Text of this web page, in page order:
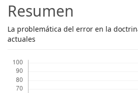
Resumen
La problemática del error en la
actuales